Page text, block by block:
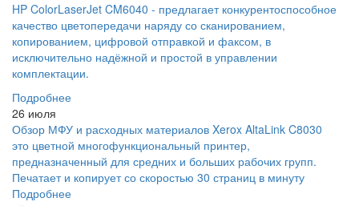
HP ColorLaserJet CM6040 - предлагает конкурентоспособное
качество цветопередачи наряду со сканированием,
копированием, цифровой отправкой и факсом, в
исключительно надёжной и простой в управлении
комплектации.
Подробнее
26 июля
Обзор МФУ и расходных материалов Xerox AltaLink C8030
это цветной многофункциональный принтер,
предназначенный для средних и больших рабочих групп.
Печатает и копирует со скоростью 30 страниц в минуту
Подробнее